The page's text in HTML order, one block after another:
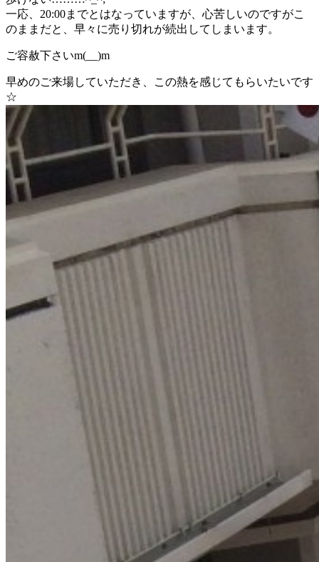
一応、20:00までとはなっていますが、心苦しいのですがこ
のままだと、早々に売り切れが続出してしまいます。
ご容赦下さいm(__)m
早めのご来場していただき、この熱を感じてもらいたいです
☆